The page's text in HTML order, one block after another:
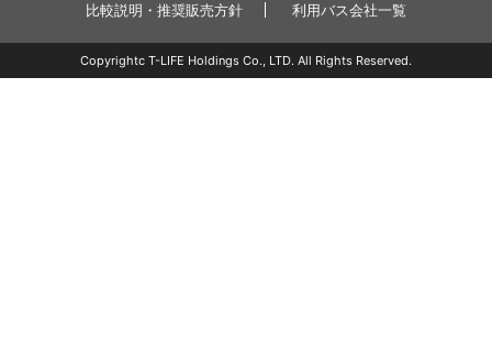
比較説明・推奨販売方針
利用バス会社一覧
Copyrightc T-LIFE Holdings Co., LTD. All Rights Reserved.